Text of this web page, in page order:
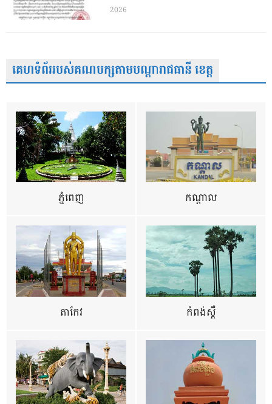
2026
គេហទំព័ររបស់គណបក្សតាមបណ្តារាជធានី ខេត្ត
ភ្នំពេញ កណ្តាល
តាកែវ កំពង់ស្ពឺ